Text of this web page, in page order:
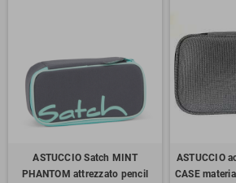
ASTUCCIO Satch MINT
PHANTOM attrezzato pencil
ASTUCCIO
CASE